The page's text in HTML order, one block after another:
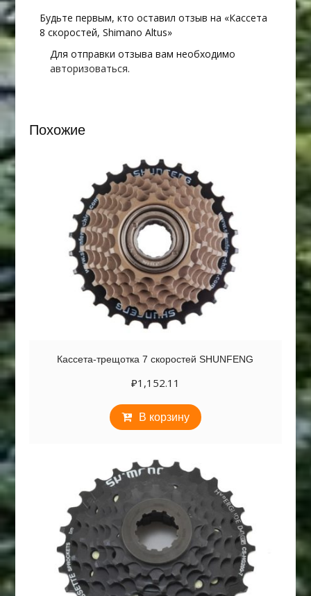
Будьте первым, кто оставил отзыв на «Кассета
8 скоростей, Shimano Altus»
Для отправки отзыва вам необходимо
авторизоваться.
Похожие
Кассета-трещотка 7 скоростей SHUNFENG
₽1,152.11
В корзину